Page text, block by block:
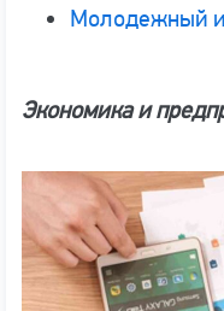
Молодежный
Экономика и